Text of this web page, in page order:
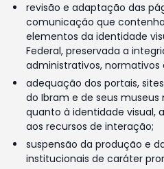
revisão e adaptação das
comunicação que
elementos da identidade
Federal, preservada a
administrativos, normativos
adequação dos portais,
do Ibram e de seus museus
quanto à identidade visual,
aos recursos de interação;
suspensão da produção e
institucionais de caráter